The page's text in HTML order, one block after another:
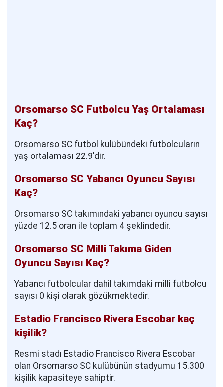
Orsomarso SC Futbolcu Yaş Ortalaması
Kaç?
Orsomarso SC futbol kulübündeki futbolcuların
yaş ortalaması 22.9'dir.
Orsomarso SC Yabancı Oyuncu Sayısı
Kaç?
Orsomarso SC takımındaki yabancı oyuncu sayısı
yüzde 12.5 oran ile toplam 4 şeklindedir.
Orsomarso SC Milli Takıma Giden
Oyuncu Sayısı Kaç?
Yabancı futbolcular dahil takımdaki milli futbolcu
sayısı 0 kişi olarak gözükmektedir.
Estadio Francisco Rivera Escobar kaç
kişilik?
Resmi stadı Estadio Francisco Rivera Escobar
olan Orsomarso SC kulübünün stadyumu 15.300
kişilik kapasiteye sahiptir.